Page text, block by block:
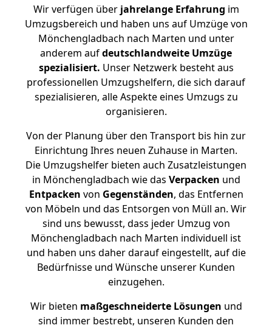
Wir verfügen überjahrelange Erfahrung im
Umzugsbereich und haben uns auf Umzüge von
Mönchengladbach nach Marten und unter
anderem aufdeutschlandweite Umzüge
spezialisiert. Unser Netzwerk besteht aus
professionellen Umzugshelfern, die sich darauf
spezialisieren, alle Aspekte eines Umzugs zu
organisieren.
Von der Planung über den Transport bis hin zur
Einrichtung Ihres neuen Zuhause in Marten.
Die Umzugshelfer bieten auch Zusatzleistungen
in Mönchengladbach wie das Verpacken und
Entpacken von Gegenständen, das Entfernen
von Möbeln und das Entsorgen von Müll an. Wir
sind uns bewusst, dass jeder Umzug von
Mönchengladbach nach Marten individuell ist
und haben uns daher darauf eingestellt, auf die
Bedürfnisse und Wünsche unserer Kunden
einzugehen.
Wir bieten maßgeschneiderte Lösungen und
sind immer bestrebt, unseren Kunden den